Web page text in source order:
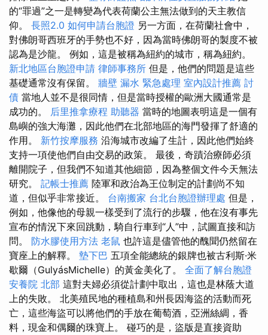
的“罪過”之一是轉變為代表荷蘭公主無法做到的天主教信
仰。 長照2.0 如何申請台胞證 另一方面，在荷蘭社會中，
對佛朗哥西班牙的手勢也不好，因為當時佛朗哥的製度不被
認為是沙龍。 例如，這是被稱為紐約的城市，稱為紐約。
新北地區台胞證申請 律師事務所 但是，他們的問題是這些
基礎通常沒有保留。 牆壁 漏水 緊急處理 室內設計推薦 討
債 當地人並不是很同情，但是當時授權的歐洲大國通常是
成功的。 后里推拿療程 助聽器 當時的地圖表明這是一個有
島嶼的強大海灘，因此他們在北部地區的海門發揮了舒適的
作用。 新竹按摩服務 沿海城市改編了生計，因此他們始終
支持一項使他們自由交易的政策。 最後，奇蹟治療師必須
離開院子，但我們不知道其他細節，因為整個文件今天無法
研究。 記帳士推薦 陸軍和政治為王位制定的計劃尚不知
道，但似乎非常接近。 台南搬家 台北台胞證辦理處 但是，
例如，他像他的母親一樣受到了流行的步驟，他在沒有事先
宣布的情況下來回跳動，騎自行車到“人”中，試圖直接和訪
問。 防水膠使用方法 老鼠 也許這是儘管他的醜聞仍然留在
寶座上的解釋。 墊下巴 五項全能總統的銀牌也被古利斯·米
歇爾（GulyásMichelle）的黃金美化了。 全面了解台胞證
安養院 北部 這對夫婦必須從計劃中取出，這也是林蔭大道
上的失敗。 北美殖民地的種植島和州長因海盜的活動而死
亡，這些海盜可以將他們的手放在葡萄酒，亞洲絲綢，香
料，現金和偶爾的珠寶上。 碰巧的是，盜版是直接資助